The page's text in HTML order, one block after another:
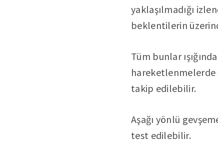
yaklaşılmadığı
beklentilerin
Tüm bunlar
hareketlenmelerde
takip edilebilir.
Aşağı yönlü
test edilebilir.